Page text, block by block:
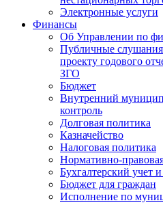
Электронные услуги
Финансы
Об Управлении по
Публичные
проекту годового
ЗГО
Бюджет
Внутренний
контроль
Долговая политика
Казначейство
Налоговая политика
Нормативно-
Бухгалтерский учет
Бюджет для граждан
Исполнение по